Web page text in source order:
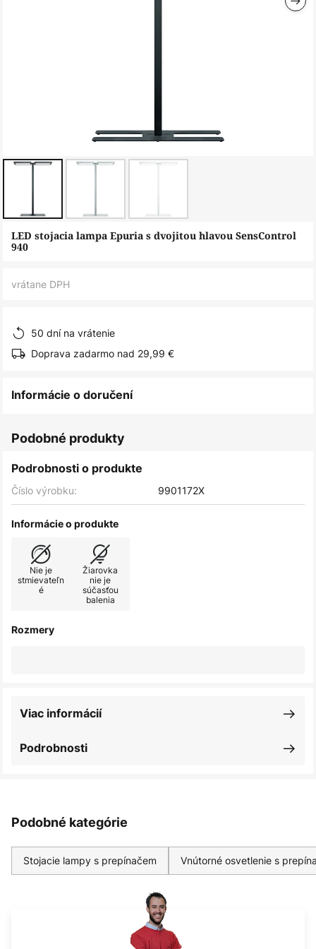
Preskočiť
na
galérie
LED stojacia lampa Epuria s dvojitou hlavou SensControl
940
vrátane DPH
50 dní na vrátenie
Doprava zadarmo nad 29,99 €
Informácie o doručení
Podobné produkty
Podrobnosti o produkte
Číslo výrobku: 9901172X
Informácie o produkte
Nie je
stmievateľn
é
Žiarovka
nie je
súčasťou
balenia
Rozmery
Podrobnosti
Viac informácií
Podobné kategórie
Stojacie lampy s prepínačem Vnútorné osvetlenie s